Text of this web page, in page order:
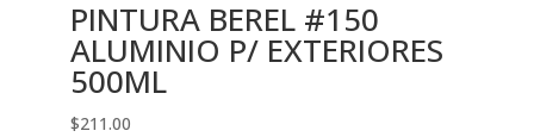
PINTURA BEREL #150
ALUMINIO P/ EXTERIORES
500ML
$211.00